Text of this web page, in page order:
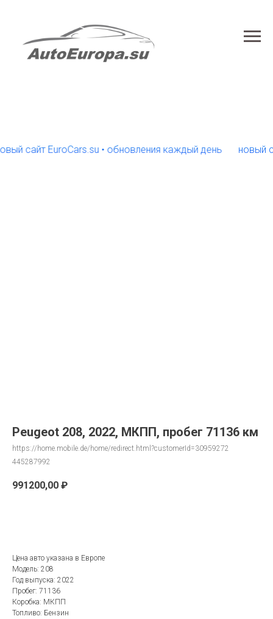
сайт EuroCars.su • обновления каждый день новый сайт
Peugeot 208, 2022, МКПП, пробег 71136 км
https://home.mobile.de/home/redirect.html?customerId=30959272
445287992
991200,00 ₽
Цена авто указана в Европе
Модель: 208
Год выпуска: 2022
Пробег: 71136
Коробка: МКПП
Топливо: Бензин